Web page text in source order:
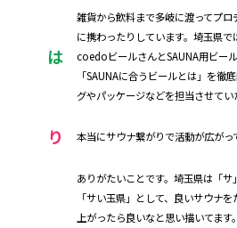
は
雑貨から飲料まで多岐に渡ってプ
に携わったりしています。埼玉県
coedoビールさんとSAUNA用ビー
「SAUNAに合うビールとは」を徹
グやパッケージなどを担当させてい
り 本当にサウナ繋がりで活動が広がっ
ありがたいことです。埼玉県は「サ
「サい玉県」として、良いサウナ
上がったら良いなと思い描いてま